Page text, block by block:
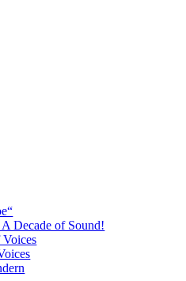
Decade of Sound!
Voices